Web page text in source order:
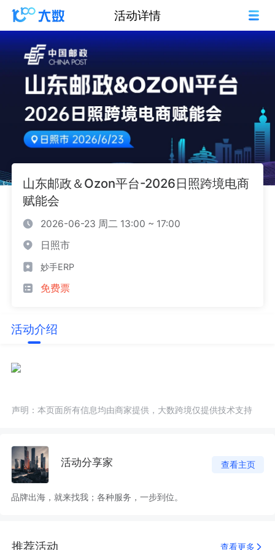
活动详情
山东邮政＆Ozon平台-2026日照跨境电商
赋能会
2026-06-23 周二 13:00 ~ 17:00
日照市
妙手ERP
免费票
活动介绍
声明：本页面所有信息均由商家提供，大数跨境仅提供技术支持
活动分享家 查看主页
品牌出海，就来找我；各种服务，一步到位。
推荐活动 查看更多